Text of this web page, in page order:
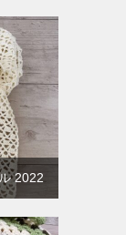
2022